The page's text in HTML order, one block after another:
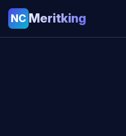
NC Meritking